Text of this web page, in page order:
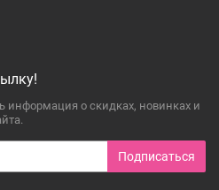
информация о скидках, новинках и
Подписаться